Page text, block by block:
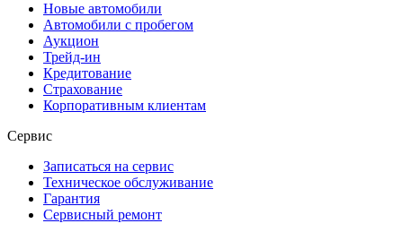
Новые автомобили
Автомобили с пробегом
Аукцион
Трейд-ин
Кредитование
Страхование
Корпоративным клиентам
Сервис
Записаться на сервис
Техническое обслуживание
Гарантия
Сервисный ремонт